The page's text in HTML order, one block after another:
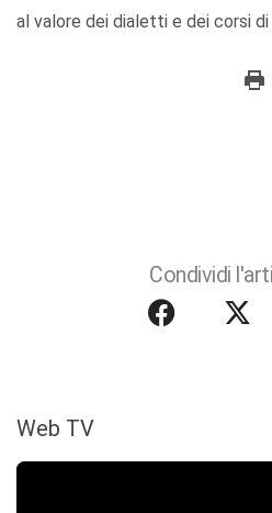
al valore dei dialetti e dei corsi
Condividi
Web TV